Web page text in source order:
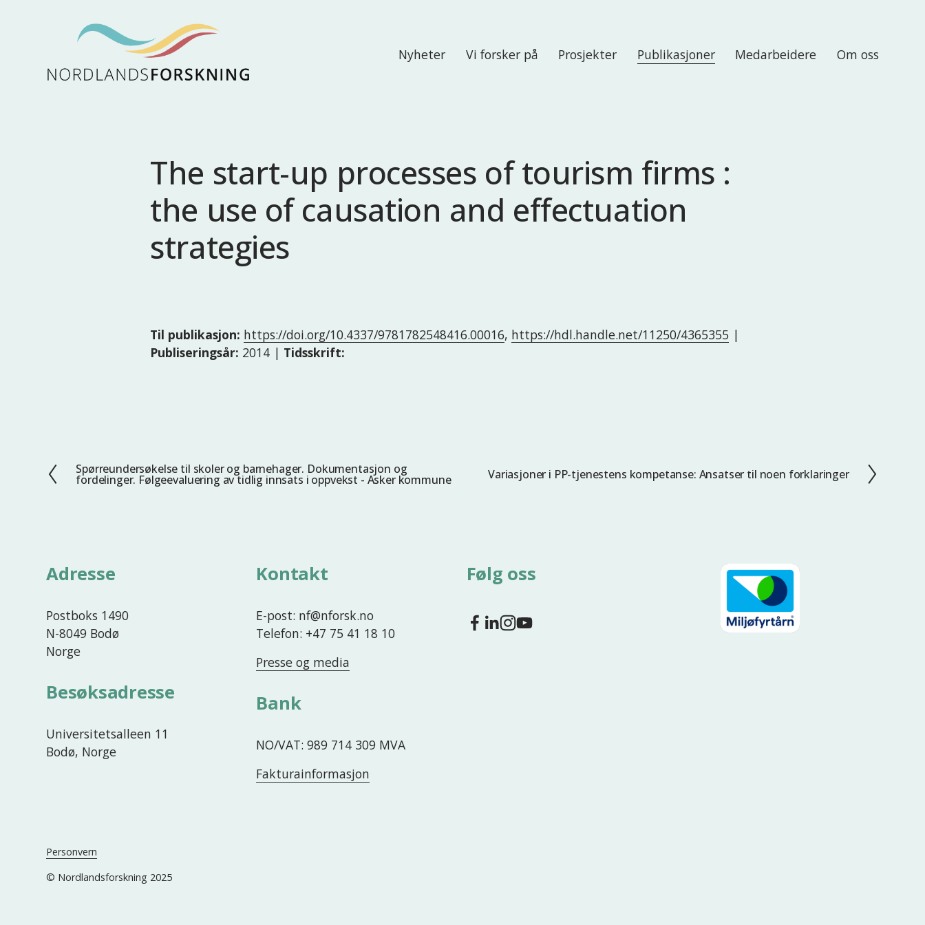
Nyheter Vi forsker på Prosjekter Publikasjoner Medarbeidere Om oss
The start-up processes of tourism firms :
the use of causation and effectuation
strategies
Til publikasjon: https://doi.org/10.4337/9781782548416.00016, https://hdl.handle.net/11250/4365355 |
Publiseringsår: 2014 | Tidsskrift:
F
e
Spørreundersøkelse til skoler og barnehager. Dokumentasjon og
fordelinger. Følgeevaluering av tidlig innsats i oppvekst - Asker kommune
N
Variasjoner i PP-tjenestens kompetanse: Ansatser til noen forklaringer
Adresse
Postboks 1490
N-8049 Bodø
Norge
Besøksadresse
Universitetsalleen 11
Bodø, Norge
Kontakt
E-post: nf@nforsk.no
Telefon: +47 75 41 18 10
Presse og media
Bank
NO/VAT: 989 714 309 MVA
Fakturainformasjon
Følg oss
Personvern
© Nordlandsforskning 2025